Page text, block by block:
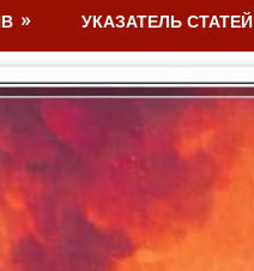
УКАЗАТЕЛЬ СТАТЕЙ